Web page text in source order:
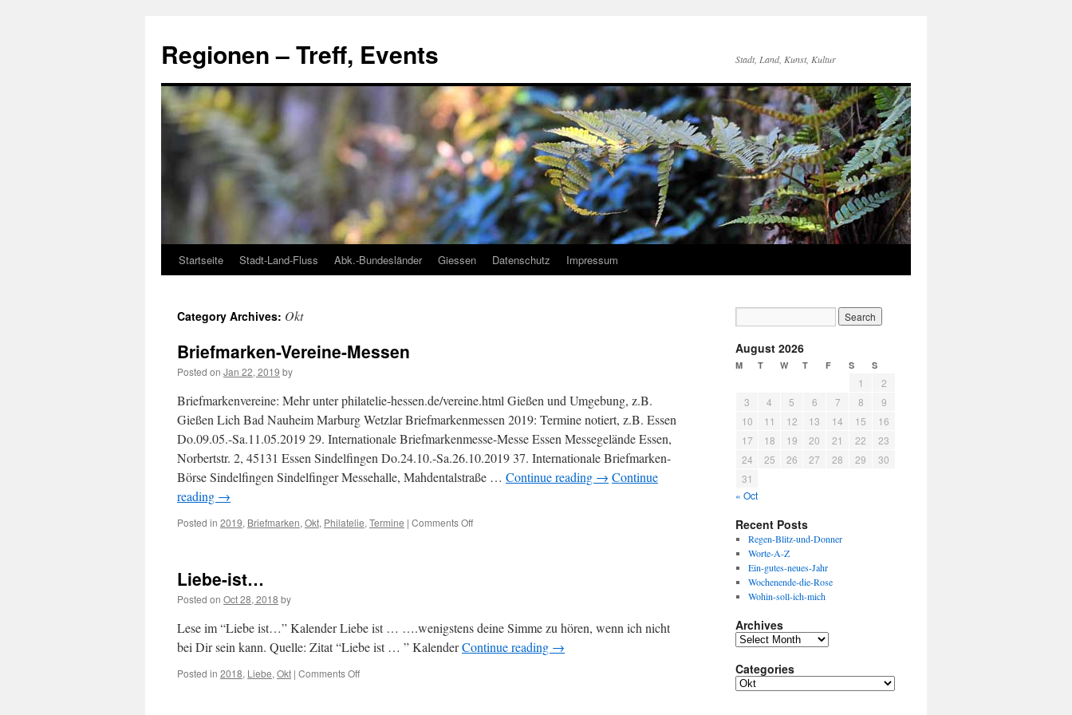
content
Regionen – Treff, Events Stadt, Land, Kunst, Kultur
Startseite Stadt-Land-Fluss Abk.-Bundesländer Giessen Datenschutz Impressum
Category Archives: Okt
Briefmarken-Vereine-Messen
Posted on Jan 22, 2019 by
Briefmarkenvereine: Mehr unter philatelie-hessen.de/vereine.html Gießen und Umgebung, z.B.
Gießen Lich Bad Nauheim Marburg Wetzlar Briefmarkenmessen 2019: Termine notiert, z.B. Essen
Do.09.05.-Sa.11.05.2019 29. Internationale Briefmarkenmesse-Messe Essen Messegelände Essen,
Norbertstr. 2, 45131 Essen Sindelfingen Do.24.10.-Sa.26.10.2019 37. Internationale Briefmarken-
Börse Sindelfingen Sindelfinger Messehalle, Mahdentalstraße … Continue reading → Continue
reading →
Posted in 2019, Briefmarken, Okt, Philatelie, Termine | Comments Off
Liebe-ist…
Posted on Oct 28, 2018 by
Lese im “Liebe ist…” Kalender Liebe ist … ….wenigstens deine Simme zu hören, wenn ich nicht
bei Dir sein kann. Quelle: Zitat “Liebe ist … ” KalenderContinue reading →
Posted in 2018, Liebe, Okt | Comments Off
August 2026
M T W T F S S
1
2
3
4 5 6 7 8
9
10
11 12 13 14 15
16
17
18 19 20 21 22
23
24
25 26 27 28 29
30
31
« Oct
Recent Posts
Regen-Blitz-und-Donner
Worte-A-Z
Ein-gutes-neues-Jahr
Wochenende-die-Rose
Wohin-soll-ich-mich
Archives
A
c
h
Categories
C